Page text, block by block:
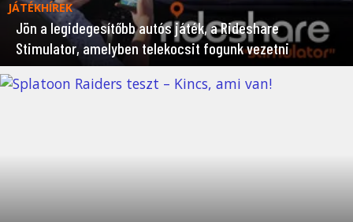
JÁTÉKHÍREK
Jön a legidegesítőbb autós játék, a Rideshare
Stimulator, amelyben telekocsit fogunk vezetni